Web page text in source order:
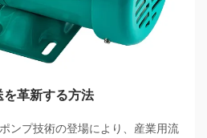
革新する方法
ンプ技術の登場により、産業用流